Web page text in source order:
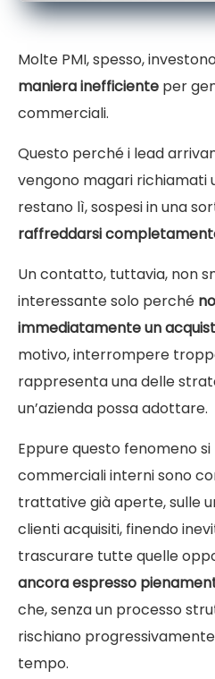
Molte PMI, spesso,
maniera inefficiente per
commerciali.
Questo perché i lead
vengono magari richiamati
restano lì, sospesi in una
raffreddarsi
Un contatto, tuttavia, non
interessante solo perché
immediatamente un
motivo, interrompere
rappresenta una delle
un’azienda possa adottare.
Eppure questo fenomeno
commerciali interni sono
trattative già aperte, sulle
clienti acquisiti, finendo
trascurare tutte quelle
ancora espresso
che, senza un processo
rischiano
tempo.